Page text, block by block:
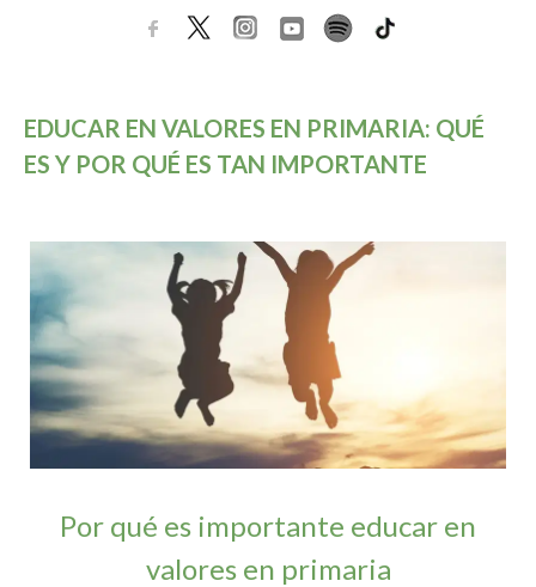
EDUCAR EN VALORES EN PRIMARIA: QUÉ
ES Y POR QUÉ ES TAN IMPORTANTE
Por qué es importante educar en
valores en primaria